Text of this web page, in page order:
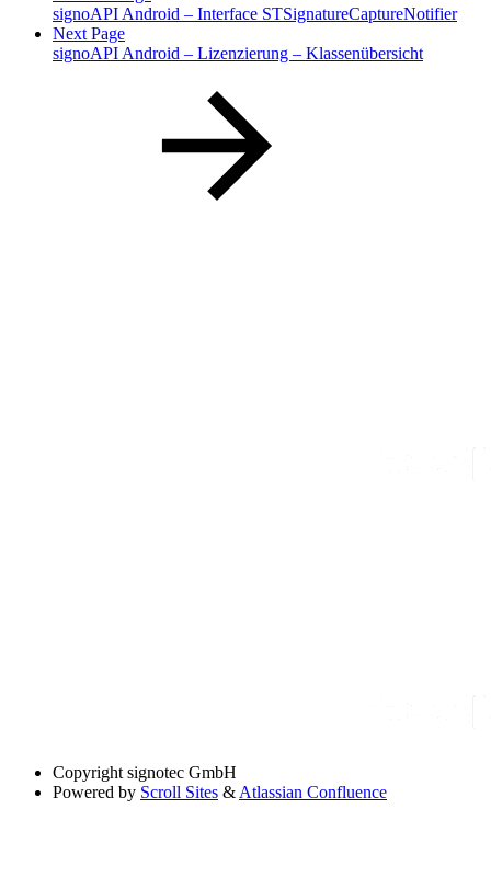
signoAPI Android – Interface STSignatureCaptureNotifier
Next Page
signoAPI Android – Lizenzierung – Klassenübersicht
Copyright signotec GmbH
Powered by Scroll Sites &Atlassian Confluence